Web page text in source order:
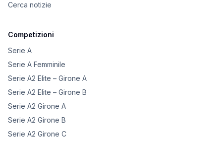
Cerca notizie
Competizioni
Serie A
Serie A Femminile
Serie A2 Elite – Girone A
Serie A2 Elite – Girone B
Serie A2 Girone A
Serie A2 Girone B
Serie A2 Girone C